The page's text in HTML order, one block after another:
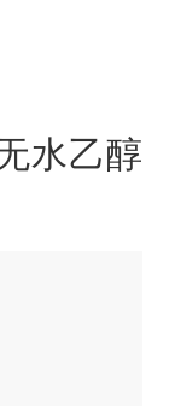
水乙醇